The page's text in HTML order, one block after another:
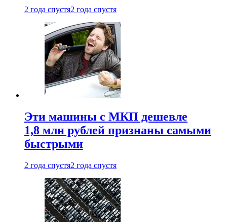
2 года спустя2 года спустя
Эти машины с МКП дешевле
1,8 млн рублей признаны самыми
быстрыми
2 года спустя2 года спустя